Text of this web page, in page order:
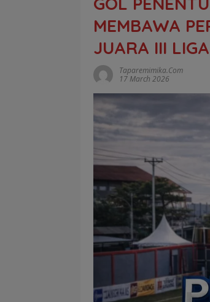
MEMBAWA
JUARA III
Taparemimika.com
17 March 2026